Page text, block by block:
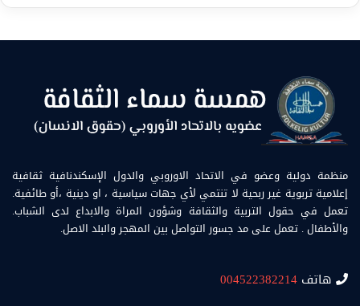
منظمة دولية وعضو في الاتحاد الاوروبي والدول الإسكندنافية ثقافية
إعلامية تربوية غير ربحية لا تنتمي لأي جهات سياسية ، او دينية ،أو طائفية.
تعمل في حقول التربية والثقافة وشؤون المراة والابداع لدى الشباب.
والأطفال . تعمل على مد جسور التواصل بين المهجر والبلد الاصل.
هاتف 004522382214